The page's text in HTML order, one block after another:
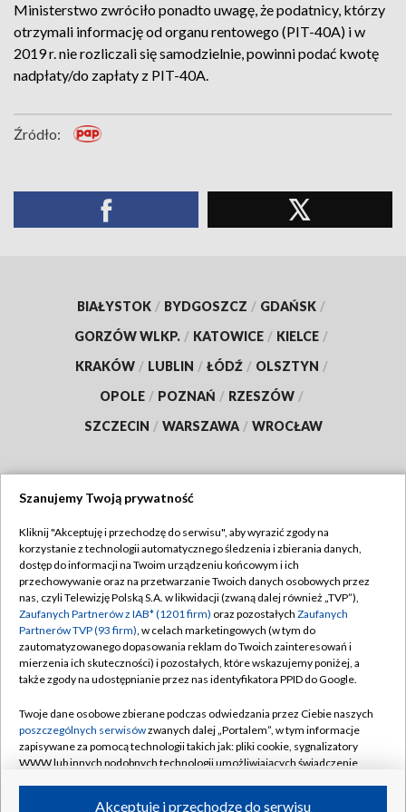
Ministerstwo zwróciło ponadto uwagę, że podatnicy, którzy
otrzymali informację od organu rentowego (PIT-40A) i w
2019 r. nie rozliczali się samodzielnie, powinni podać kwotę
nadpłaty/do zapłaty z PIT-40A.
Źródło:
BIAŁYSTOK / BYDGOSZCZ / GDAŃSK /
GORZÓW WLKP. / KATOWICE / KIELCE /
KRAKÓW / LUBLIN / ŁÓDŹ / OLSZTYN /
OPOLE / POZNAŃ / RZESZÓW /
SZCZECIN / WARSZAWA / WROCŁAW
TVP
Abonament TVP
Emisja w TVP
Centrum informacji TVP
Naziemna Telewizja Cyfrowa
Rada Programowa
System NOS
Informacje o nadawcy
Regulamin TVP
Polityka prywatności
Moje zgody
Pomoc
Kontakt
Kanały
Szanujemy Twoją prywatność
Kliknij "Akceptuję i przechodzę do serwisu", aby wyrazić zgody na
korzystanie z technologii automatycznego śledzenia i zbierania danych,
dostęp do informacji na Twoim urządzeniu końcowym i ich
przechowywanie oraz na przetwarzanie Twoich danych osobowych przez
nas, czyli Telewizję Polską S.A. w likwidacji (zwaną dalej również „TVP”),
Zaufanych Partnerów z IAB* (1201 firm) oraz pozostałych Zaufanych
Partnerów TVP (93 firm), w celach marketingowych (w tym do
zautomatyzowanego dopasowania reklam do Twoich zainteresowań i
mierzenia ich skuteczności) i pozostałych, które wskazujemy poniżej, a
także zgody na udostępnianie przez nas identyfikatora PPID do Google.
Twoje dane osobowe zbierane podczas odwiedzania przez Ciebie naszych
poszczególnych serwisówzwanych dalej „Portalem”, w tym informacje
zapisywane za pomocą technologii takich jak: pliki cookie, sygnalizatory
WWW lub innych podobnych technologii umożliwiających świadczenie
Akceptuję i przechodzę do serwisu